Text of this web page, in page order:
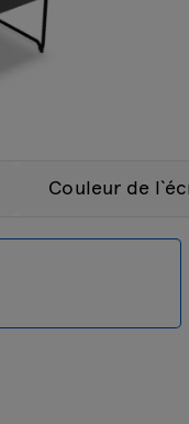
Couleur de